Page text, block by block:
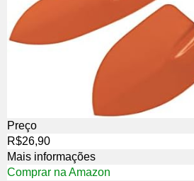
Preço
R$26,90
Mais informações
Comprar na Amazon